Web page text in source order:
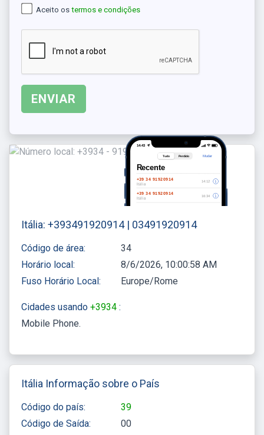
Aceito os termos e condições
Itália: +393491920914 | 03491920914
Código de área:
34
Horário local:
8/6/2026, 10:00:58 AM
Fuso Horário Local:
Europe/Rome
Cidades usando +3934 :
Mobile Phone
Itália Informação sobre o País
Código do país:
39
Código de Saída:
00